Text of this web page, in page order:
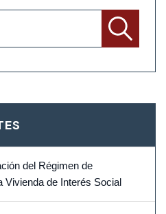
del Régimen de
Vivienda de Interés Social